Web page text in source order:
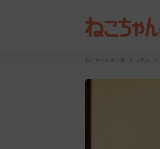
ねこちゃんホンポ コラム